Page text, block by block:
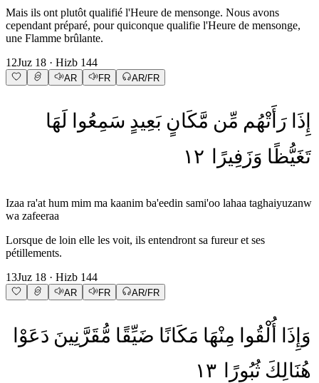
Mais ils ont plutôt qualifié l'Heure de mensonge. Nous avons
cependant préparé, pour quiconque qualifie l'Heure de mensonge,
une Flamme brûlante.
12Juz 18 · Hizb 144
AR FR AR/FR
إِذَا رَأَتْهُم مِّن مَّكَانٍ بَعِيدٍ سَمِعُوا
لَهَا
تَغَيُّظًا وَزَفِيرًا ١٢
Izaa ra'at hum mim ma kaanim ba'eedin sami'oo lahaa taghaiyuzanw
wa zafeeraa
Lorsque de loin elle les voit, ils entendront sa fureur et ses
pétillements.
13Juz 18 · Hizb 144
AR FR AR/FR
وَإِذَا أُلْقُوا مِنْهَا مَكَانًا ضَيِّقًا مُّقَرَّنِينَ دَعَوْا
هُنَالِكَ ثُبُورًا ١٣